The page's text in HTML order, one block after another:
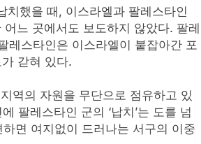
치했을 때, 이스라엘과 팔레스타인
느 곳에서도 보도하지 않았다. 팔레
레스타인은 이스라엘이 붙잡아간 포
갇혀 있다.
역의 자원을 무단으로 점유하고 있
팔레스타인 군의 ‘납치’는 도를 넘
면 여지없이 드러나는 서구의 이중